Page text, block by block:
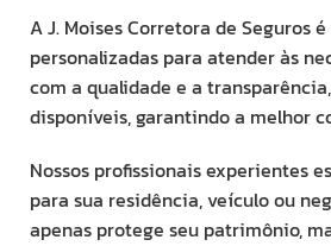
A J. Moises Corretora de Seguros
personalizadas para atender às
com a qualidade e a
disponíveis, garantindo a melhor
Nossos profissionais experientes
para sua residência, veículo ou
apenas protege seu patrimônio,